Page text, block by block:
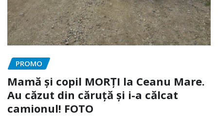
PROMO
Mamă și copil MORȚI la Ceanu Mare.
Au căzut din căruță și i-a călcat
camionul! FOTO